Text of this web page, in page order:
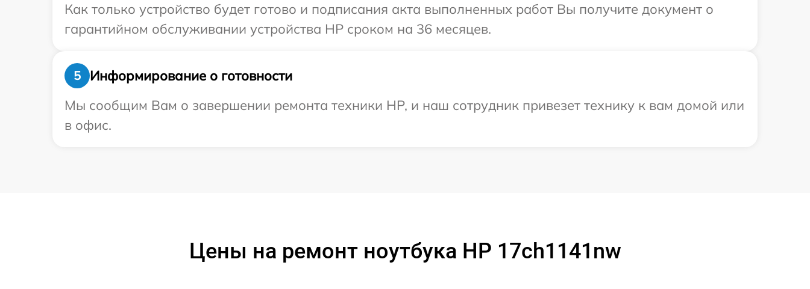
Как только устройство будет готово и подписания акта выполненных работ Вы получите документ о
гарантийном обслуживании устройства HP сроком на 36 месяцев.
5
Информирование о готовности
Мы сообщим Вам о завершении ремонта техники HP, и наш сотрудник привезет технику к вам домой или
в офис.
Цены на ремонт ноутбука HP 17ch1141nw